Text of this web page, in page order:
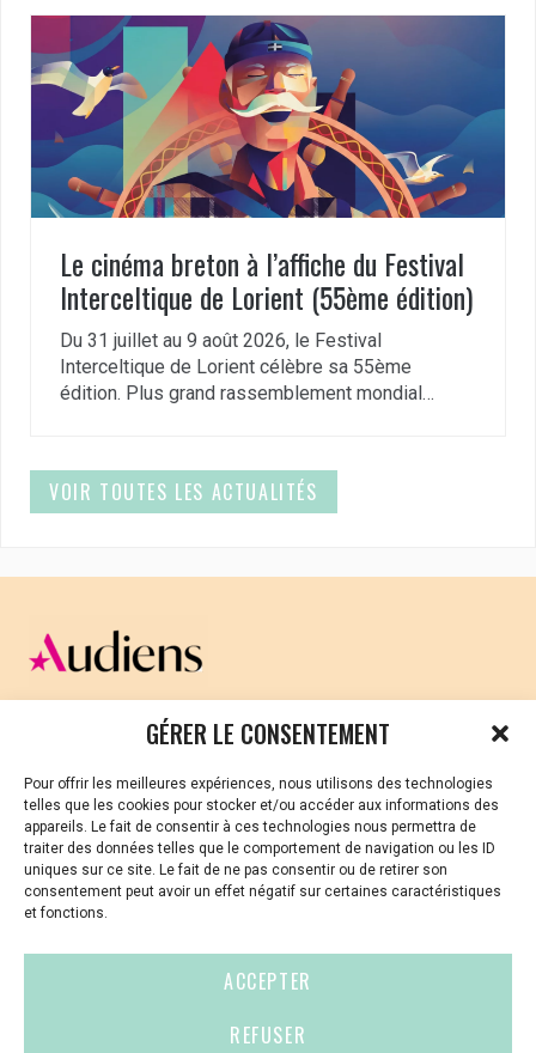
GÉRER LE CONSENTEMENT
Pour offrir les meilleures expériences, nous utilisons des technologies
telles que les cookies pour stocker et/ou accéder aux informations des
appareils. Le fait de consentir à ces technologies nous permettra de
traiter des données telles que le comportement de navigation ou les ID
uniques sur ce site. Le fait de ne pas consentir ou de retirer son
consentement peut avoir un effet négatif sur certaines caractéristiques
et fonctions.
ACCEPTER
REFUSER
Le cinéma breton à l’affiche du Festival
Interceltique de Lorient (55ème édition)
Du 31 juillet au 9 août 2026, le Festival
Interceltique de Lorient célèbre sa 55ème
édition. Plus grand rassemblement mondial…
VOIR TOUTES LES ACTUALITÉS
CELLULE D’ÉCOUTE ET DE SOUTIEN PSYCHOLOGIQUE ET
Vous avez été témoin ou vous êtes victime de VSS ? Ou
vous êtes référent·es harcèlement en besoin de soutien
ou d’informations ?
01 87 20 30 90
violences-sexuelles-culture@audiens.org